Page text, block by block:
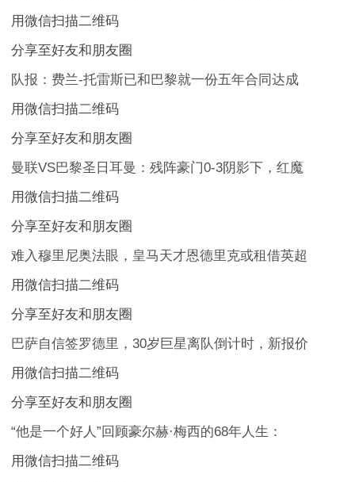
用微信扫描二维码
分享至好友和朋友圈
队报：费兰-托雷斯已和巴黎就一份五年合同达成
用微信扫描二维码
分享至好友和朋友圈
曼联VS巴黎圣日耳曼：残阵豪门0-3阴影下，红魔
用微信扫描二维码
分享至好友和朋友圈
难入穆里尼奥法眼，皇马天才恩德里克或租借英超
用微信扫描二维码
分享至好友和朋友圈
巴萨自信签罗德里，30岁巨星离队倒计时，新报价
用微信扫描二维码
分享至好友和朋友圈
“他是一个好人”回顾豪尔赫·梅西的68年人生：
用微信扫描二维码